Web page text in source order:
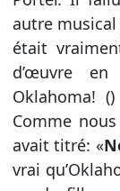
autre
était
d’œuvre
Oklahoma!
Comme
avait titré: «
vrai